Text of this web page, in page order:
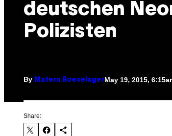
deutschen
Polizisten
By Matern BoeselagerMay 19, 2015,
Share: